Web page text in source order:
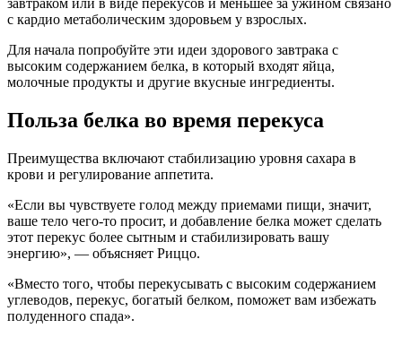
завтраком или в виде перекусов и меньшее за ужином связано
с кардио метаболическим здоровьем у взрослых.
Для начала попробуйте эти идеи здорового завтрака с
высоким содержанием белка, в который входят яйца,
молочные продукты и другие вкусные ингредиенты.
Польза белка во время перекуса
Преимущества включают стабилизацию уровня сахара в
крови и регулирование аппетита.
«Если вы чувствуете голод между приемами пищи, значит,
ваше тело чего-то просит, и добавление белка может сделать
этот перекус более сытным и стабилизировать вашу
энергию», — объясняет Риццо.
«Вместо того, чтобы перекусывать с высоким содержанием
углеводов, перекус, богатый белком, поможет вам избежать
полуденного спада».